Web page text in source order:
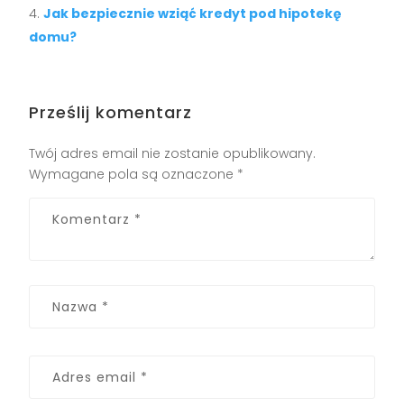
Jak bezpiecznie wziąć kredyt pod hipotekę
domu?
Prześlij komentarz
Twój adres email nie zostanie opublikowany.
Wymagane pola są oznaczone *